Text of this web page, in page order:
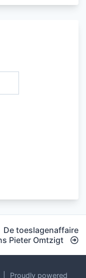
De toeslagenaffaire
Pieter Omtzigt
Proudly powered